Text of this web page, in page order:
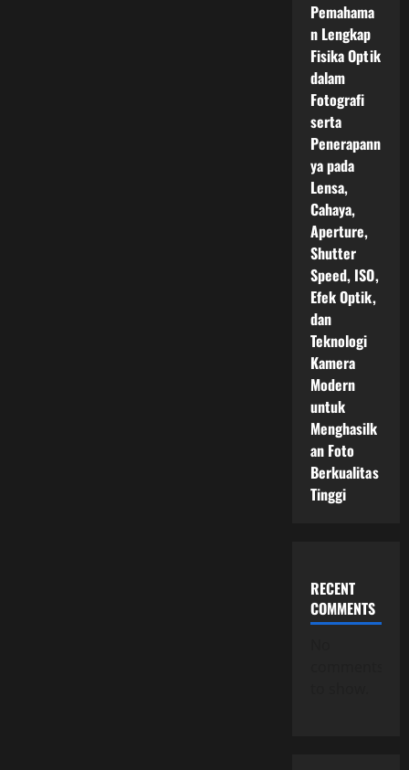
Pemahama
n Lengkap
Fisika Optik
dalam
Fotografi
serta
Penerapann
ya pada
Lensa,
Cahaya,
Aperture,
Shutter
Speed, ISO,
Efek Optik,
dan
Teknologi
Kamera
Modern
untuk
Menghasilk
an Foto
Berkualitas
Tinggi
RECENT
COMMENTS